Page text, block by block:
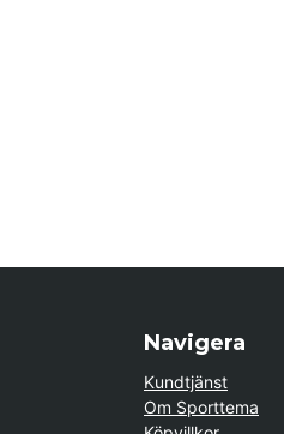
Navigera
Kundtjänst
Om Sporttema